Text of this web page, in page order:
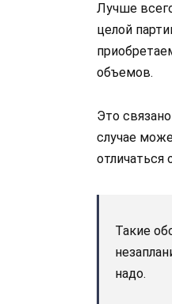
Лучше
целой
объемов.
Это
случае
Такие
надо.